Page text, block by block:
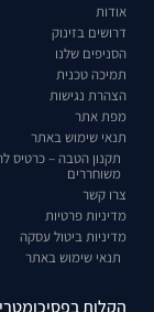
אודות
דרושים בזינוק
הסניפים שלנו
תמיכה טכנית
הצהרת נגישות
מפת אתר
תנאי שימוש באתר
תקנון הטבה – כרטיס
משוחררים
צרו קשר
מדיניות פרטיות
מדיניות ביטול עסקה
תנאי שימוש באתר
הקלות בפסיכומטרי